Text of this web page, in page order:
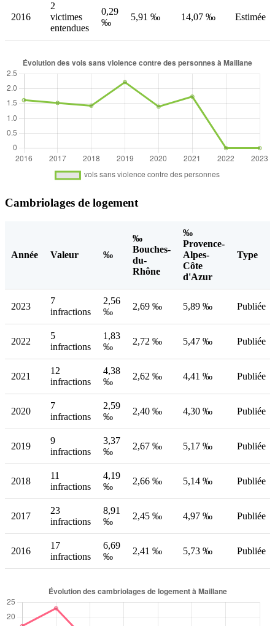
2016
2
victimes
entendues
0,29
‰
5,91 ‰ 14,07 ‰ Estimée
Cambriolages de logement
Année Valeur ‰
‰
Bouches-
du-
Rhône
‰
Provence-
Alpes-
Côte
d'Azur
Type
2023
7
infractions
2,56
‰
2,69 ‰ 5,89 ‰ Publiée
2022
5
infractions
1,83
‰
2,72 ‰ 5,47 ‰ Publiée
2021
12
infractions
4,38
‰
2,62 ‰ 4,41 ‰ Publiée
2020
7
infractions
2,59
‰
2,40 ‰ 4,30 ‰ Publiée
2019
9
infractions
3,37
‰
2,67 ‰ 5,17 ‰ Publiée
2018
11
infractions
4,19
‰
2,66 ‰ 5,14 ‰ Publiée
2017
23
infractions
8,91
‰
2,45 ‰ 4,97 ‰ Publiée
2016
17
infractions
6,69
‰
2,41 ‰ 5,73 ‰ Publiée